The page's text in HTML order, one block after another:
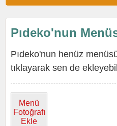
Pıdeko'nun
Pıdeko'nun henüz
tıklayarak sen de
Menü
Fotoğrafı
Ekle